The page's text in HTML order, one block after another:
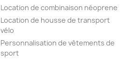
Location de combinaison néoprene
Location de housse de transport
vélo
Personnalisation de vêtements de
sport